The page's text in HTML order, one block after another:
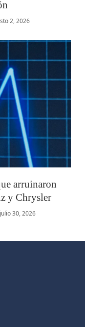
2, 2026
arruinaron
y Chrysler
julio 30, 2026